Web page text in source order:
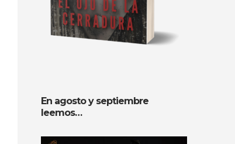
En agosto y septiembre
leemos…